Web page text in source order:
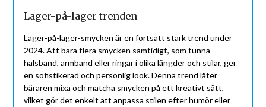
Lager-på-lager trenden
Lager-på-lager-smycken är en fortsatt stark trend under
2024. Att bära flera smycken samtidigt, som tunna
halsband, armband eller ringar i olika längder och stilar, ger
en sofistikerad och personlig look. Denna trend låter
bäraren mixa och matcha smycken på ett kreativt sätt,
vilket gör det enkelt att anpassa stilen efter humör eller